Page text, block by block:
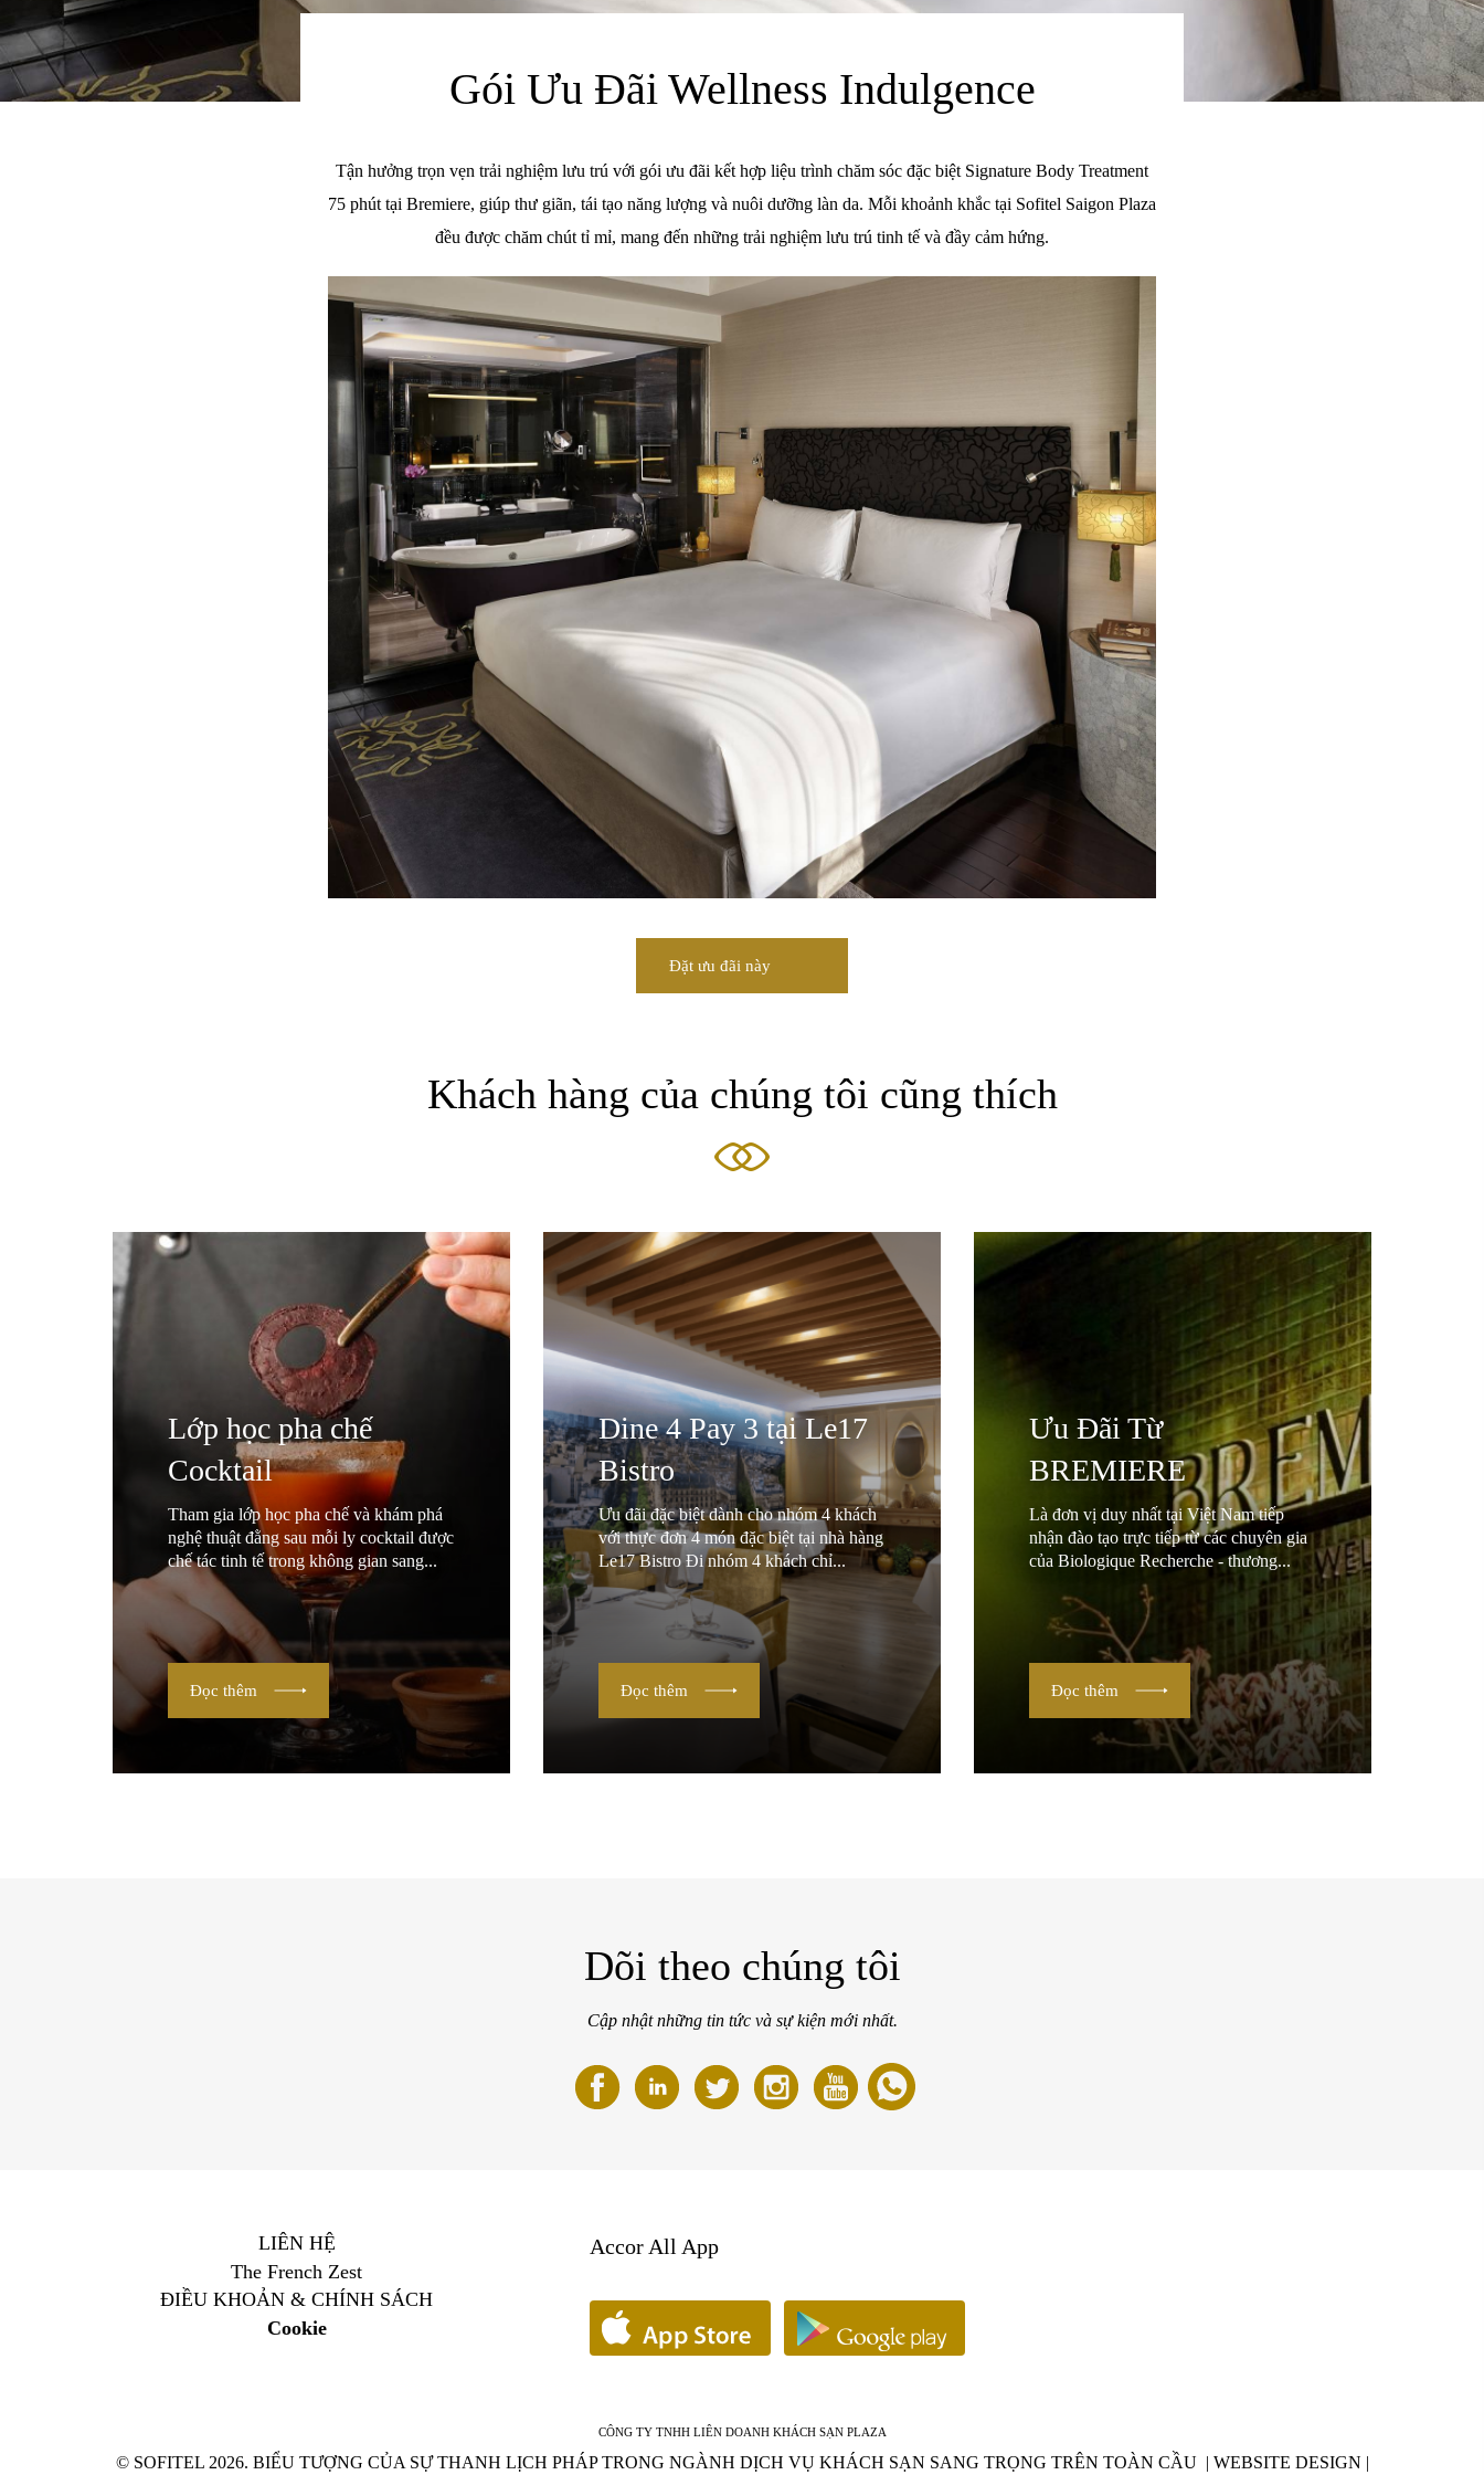
Gói Ưu Đãi Wellness Indulgence
Tận hưởng trọn vẹn trải nghiệm lưu trú với gói ưu đãi kết hợp liệu trình chăm sóc đặc biệt Signature Body Treatment
75 phút tại Bremiere, giúp thư giãn, tái tạo năng lượng và nuôi dưỡng làn da. Mỗi khoảnh khắc tại Sofitel Saigon Plaza
đều được chăm chút tỉ mỉ, mang đến những trải nghiệm lưu trú tinh tế và đầy cảm hứng.
Khách hàng của chúng tôi cũng thích
Lớp học pha chế
Cocktail
Tham gia lớp học pha chế và khám phá
nghệ thuật đằng sau mỗi ly cocktail được
chế tác tinh tế trong không gian sang...
Đọc thêm
Dine 4 Pay 3 tại Le17
Bistro
Ưu đãi đặc biệt dành cho nhóm 4 khách
với thực đơn 4 món đặc biệt tại nhà hàng
Le17 Bistro Đi nhóm 4 khách chỉ...
Đọc thêm
Ưu Đãi Từ
BREMIERE
Là đơn vị duy nhất tại Việt Nam tiếp
nhận đào tạo trực tiếp từ các chuyên gia
của Biologique Recherche - thương...
Đọc thêm
Dõi theo chúng tôi
Cập nhật những tin tức và sự kiện mới nhất.
LIÊN HỆ
The French Zest
ĐIỀU KHOẢN & CHÍNH SÁCH
Cookie
Accor All App
CÔNG TY TNHH LIÊN DOANH KHÁCH SẠN PLAZA
© SOFITEL 2026. BIỂU TƯỢNG CỦA SỰ THANH LỊCH PHÁP TRONG NGÀNH DỊCH VỤ KHÁCH SẠN SANG TRỌNG TRÊN TOÀN CẦU | WEBSITE DESIGN |